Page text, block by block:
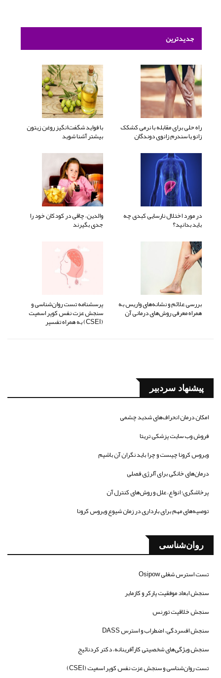
جدیدترین
راه حلی برای مقابله با نرمی کشکک
زانو یا سندرم زانوی دوندگان
با فواید شگفت‌انگیز روغن زیتون
بیشتر آشنا شوید
در مورد اختلال نارسایی کبدی چه
باید بدانید؟
والدین، چاقی در کودکان خود را
جدی بگیرند
بررسی علائم و نشانه‌های واریس به
همراه معرفی روش‌های درمانی آن
پرسشنامه تست روان‌شناسی و
سنجش عزت نفس کوپر اسمیت
(CSEI) به همراه تفسیر
پیشنهاد سردبیر
امکان درمان انحراف‌های شدید چشمی
فروش وب سایت پزشکی تریتا
ویروس کرونا چیست و چرا باید نگران آن باشیم
درمان‌های خانگی برای آلرژی فصلی
پرخاشگری؛ انواع، علل و روش‌های کنترل آن
توصیه‌های مهم برای بارداری در زمان شیوع ویروس کرونا
روان‌شناسی
تست استرس شغلی Osipow
سنجش ابعاد موفقیت پارکر و کازمایر
سنجش خلاقیت تورنس
سنجش افسردگی، اضطراب و استرس DASS
سنجش ویژگی‌های شخصیتی کارآفرینانه، دکتر کردنائیج
تست روان‌شناسی و سنجش عزت نفس کوپر اسمیت (CSEI)